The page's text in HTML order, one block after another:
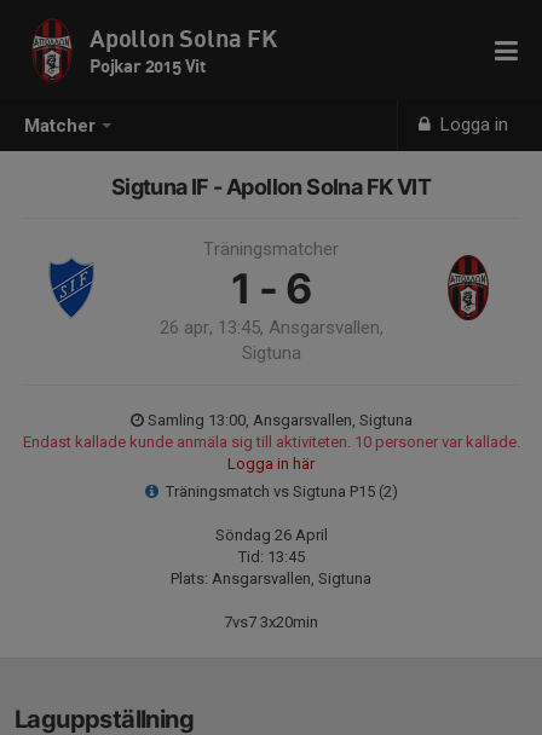
Matcher Logga in
Apollon Solna FK
Pojkar 2015 Vit
Sigtuna IF - Apollon Solna FK VIT
Träningsmatcher
1 - 6
26 apr, 13:45, Ansgarsvallen,
Sigtuna
Samling 13:00, Ansgarsvallen, Sigtuna
Endast kallade kunde anmäla sig till aktiviteten. 10 personer var kallade.
Logga in här
Träningsmatch vs Sigtuna P15 (2)
Söndag 26 April
Tid: 13:45
Plats: Ansgarsvallen, Sigtuna
7vs7 3x20min
Laguppställning